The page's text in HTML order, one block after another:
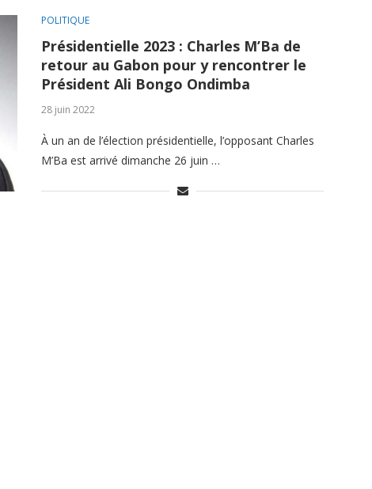
POLITIQUE
Présidentielle 2023 : Charles M’Ba de
retour au Gabon pour y rencontrer le
Président Ali Bongo Ondimba
28 juin 2022
À un an de l’élection présidentielle, l’opposant Charles
M’Ba est arrivé dimanche 26 juin …